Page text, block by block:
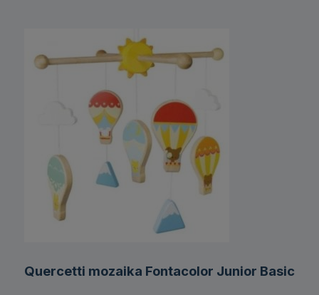
Quercetti mozaika Fontacolor Junior Basic